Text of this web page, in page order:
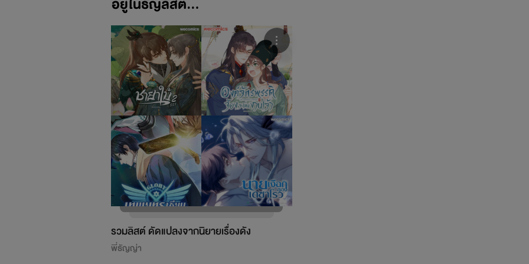
รวมลิสต์ ดัดแปลงจากนิยายเรื่องดัง
พี่ธัญญ่า